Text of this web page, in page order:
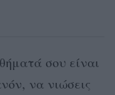
σου είναι
να νιώσεις